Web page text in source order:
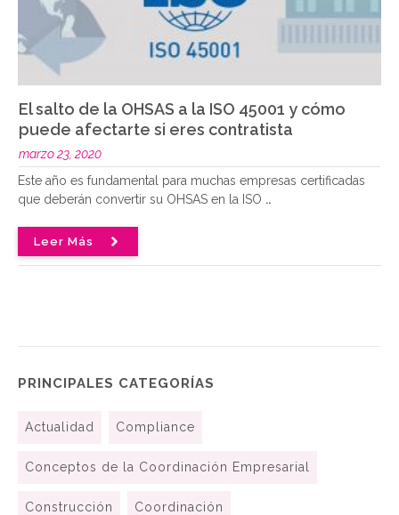
El salto de la OHSAS a la ISO 45001 y cómo
puede afectarte si eres contratista
marzo 23, 2020
Este año es fundamental para muchas empresas certificadas
que deberán convertir su OHSAS en la ISO ..
Leer Más
PRINCIPALES CATEGORÍAS
Actualidad Compliance
Conceptos de la Coordinación Empresarial
Construcción Coordinación